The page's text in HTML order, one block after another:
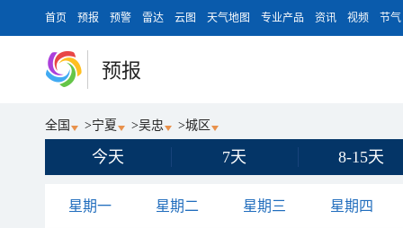
首页 预报 预警 雷达 云图 天气地图 专业产品 资讯 视频 节气
预报
全国 >宁夏 >吴忠 >城区
今天 7天 8-15天
星期一 星期二 星期三 星期四